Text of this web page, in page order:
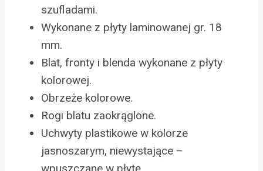
szufladami.
Wykonane z płyty laminowanej gr. 18
mm.
Blat, fronty i blenda wykonane z płyty
kolorowej.
Obrzeże kolorowe.
Rogi blatu zaokrąglone.
Uchwyty plastikowe w kolorze
jasnoszarym, niewystające –